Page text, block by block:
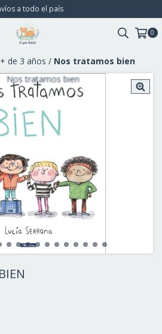
a todo el país
0
+ de 3 años / Nos tratamos bien